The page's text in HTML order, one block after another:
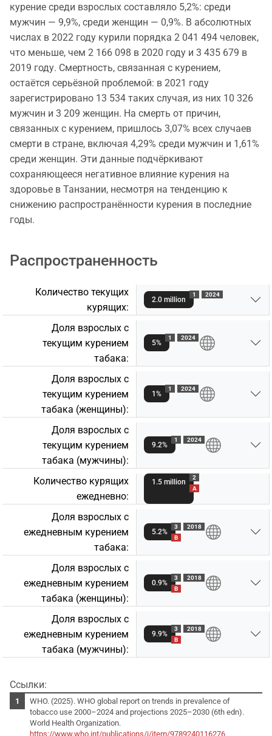
курение среди взрослых составляло 5,2%: среди
мужчин — 9,9%, среди женщин — 0,9%. В абсолютных
числах в 2022 году курили порядка 2 041 494 человек,
что меньше, чем 2 166 098 в 2020 году и 3 435 679 в
2019 году. Смертность, связанная с курением,
остаётся серьёзной проблемой: в 2021 году
зарегистрировано 13 534 таких случая, из них 10 326
мужчин и 3 209 женщин. На смерть от причин,
связанных с курением, пришлось 3,07% всех случаев
смерти в стране, включая 4,29% среди мужчин и 1,61%
среди женщин. Эти данные подчёркивают
сохраняющееся негативное влияние курения на
здоровье в Танзании, несмотря на тенденцию к
снижению распространённости курения в последние
годы.
Распространенность
Количество текущих
курящих:
2.0 million
1 2024
Доля взрослых с
текущим курением
табакa:
5%
1 2024
Доля взрослых с
текущим курением
табакa (женщины):
1%
1 2024
Доля взрослых с
текущим курением
табакa (мужчины):
9.2%
1 2024
Количество курящих
ежедневно:
1.5 million
2
A
Доля взрослых с
ежедневным курением
табакa:
5.2%
3
B
2018
Доля взрослых с
ежедневным курением
табакa (женщины):
0.9%
3
B
2018
Доля взрослых с
ежедневным курением
табакa (мужчины):
9.9%
3
B
2018
Ссылки:
WHO. (2025). WHO global report on trends in prevalence of
tobacco use 2000–2024 and projections 2025–2030 (6th edn).
World Health Organization.
https://www.who.int/publications/i/item/9789240116276